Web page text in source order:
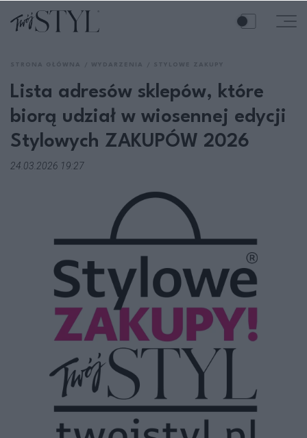
Lista adresów sklepów, które
biorą udział w wiosennej edycji
Stylowych ZAKUPÓW 2026
24.03.2026 19:27